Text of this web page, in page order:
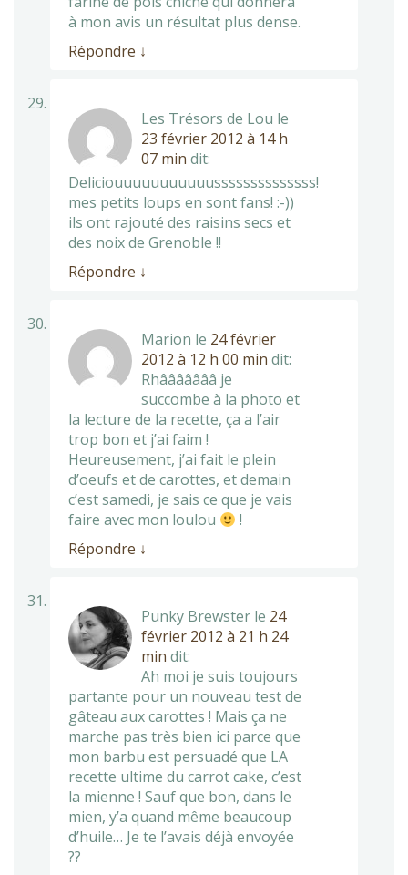
à mon avis un résultat plus dense.
Répondre ↓
Les Trésors de Lou le
23 février 2012 à 14 h
07 min dit:
Deliciouuuuuuuuuuussssssssssssss!
mes petits loups en sont fans! :-))
ils ont rajouté des raisins secs et
des noix de Grenoble !!
Répondre ↓
Marion le 24 février
2012 à 12 h 00 min dit:
Rhâââââââ je
succombe à la photo et
la lecture de la recette, ça a l’air
trop bon et j’ai faim !
Heureusement, j’ai fait le plein
d’oeufs et de carottes, et demain
c’est samedi, je sais ce que je vais
faire avec mon loulou
!
Répondre ↓
Punky Brewster le 24
février 2012 à 21 h 24
min dit:
Ah moi je suis toujours
partante pour un nouveau test de
gâteau aux carottes ! Mais ça ne
marche pas très bien ici parce que
mon barbu est persuadé que LA
recette ultime du carrot cake, c’est
la mienne ! Sauf que bon, dans le
mien, y’a quand même beaucoup
d’huile… Je te l’avais déjà envoyée
??